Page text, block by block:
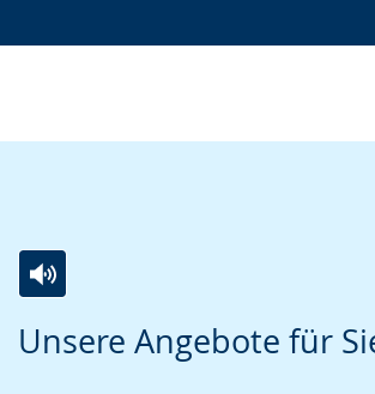
Unsere Angebote für
Leichten
Audio-
Video